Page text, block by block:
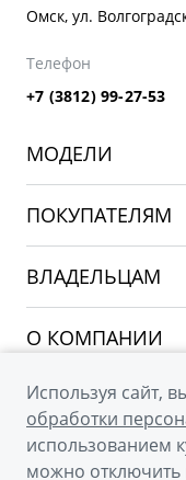
Омск, ул.
Телефон
+7 (3812) 99-27-53
МОДЕЛИ
EX5
PREFACE
CITYRAY
ATLAS
OKAVANGO
MONJARO
ПОКУПАТЕЛЯМ
ВЛАДЕЛЬЦАМ
О КОМПАНИИ
О дилерском центре
Новости
Используя сайт,
обработки
использованием
можно отключить